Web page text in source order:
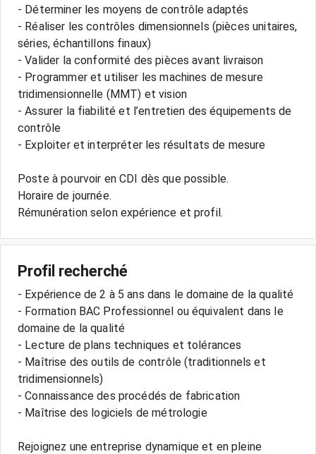
- Déterminer les moyens de contrôle adaptés
- Réaliser les contrôles dimensionnels (pièces unitaires,
séries, échantillons finaux)
- Valider la conformité des pièces avant livraison
- Programmer et utiliser les machines de mesure
tridimensionnelle (MMT) et vision
- Assurer la fiabilité et l’entretien des équipements de
contrôle
- Exploiter et interpréter les résultats de mesure
Poste à pourvoir en CDI dès que possible.
Horaire de journée.
Rémunération selon expérience et profil.
Profil recherché
- Expérience de 2 à 5 ans dans le domaine de la qualité
- Formation BAC Professionnel ou équivalent dans le
domaine de la qualité
- Lecture de plans techniques et tolérances
- Maîtrise des outils de contrôle (traditionnels et
tridimensionnels)
- Connaissance des procédés de fabrication
- Maîtrise des logiciels de métrologie
Rejoignez une entreprise dynamique et en pleine